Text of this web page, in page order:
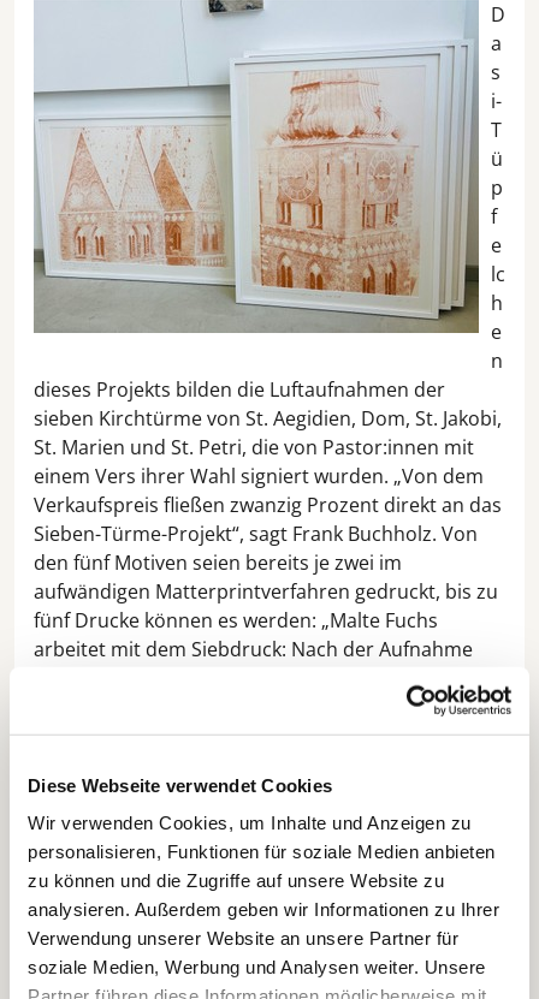
Diese Webseite verwendet Cookies
Wir verwenden Cookies, um Inhalte und Anzeigen zu
personalisieren, Funktionen für soziale Medien anbieten
zu können und die Zugriffe auf unsere Website zu
analysieren. Außerdem geben wir Informationen zu Ihrer
Verwendung unserer Website an unsere Partner für
soziale Medien, Werbung und Analysen weiter. Unsere
D
a
s
i-
T
ü
p
f
e
lc
h
e
n
dieses Projekts bilden die Luftaufnahmen der
sieben Kirchtürme von St. Aegidien, Dom, St. Jakobi,
St. Marien und St. Petri, die von Pastor:innen mit
einem Vers ihrer Wahl signiert wurden. „Von dem
Verkaufspreis fließen zwanzig Prozent direkt an das
Sieben-Türme-Projekt“, sagt Frank Buchholz. Von
den fünf Motiven seien bereits je zwei im
aufwändigen Matterprintverfahren gedruckt, bis zu
fünf Drucke können es werden: „Malte Fuchs
arbeitet mit dem Siebdruck: Nach der Aufnahme
und technischen Aufbereitung der Fotos druckte er
sie als Motiv mit transparentem Leim auf den
Karton, nahm das Pulver der zerriebenen
Überschuss pustete er ab – so entstand Werk für
Werk“.
Drucke aus fast jedem Material
Dass der Künstler daher den Namen „Die Seele der
Dinge“ für seine Ausstellung wählte, kommt also
nicht von fern. Zusätzlich zur Klosterformat-Serie,